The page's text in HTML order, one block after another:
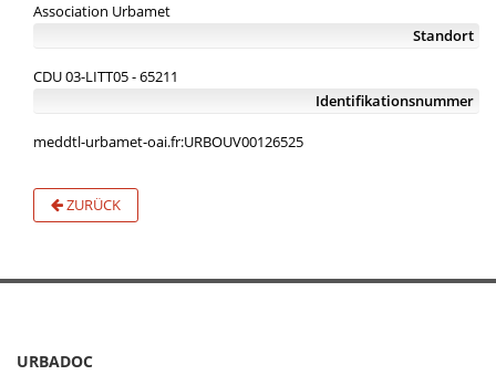
Association Urbamet
Standort
CDU 03-LITT05 - 65211
Identifikationsnummer
meddtl-urbamet-oai.fr:URBOUV00126525
ZURÜCK
URBADOC